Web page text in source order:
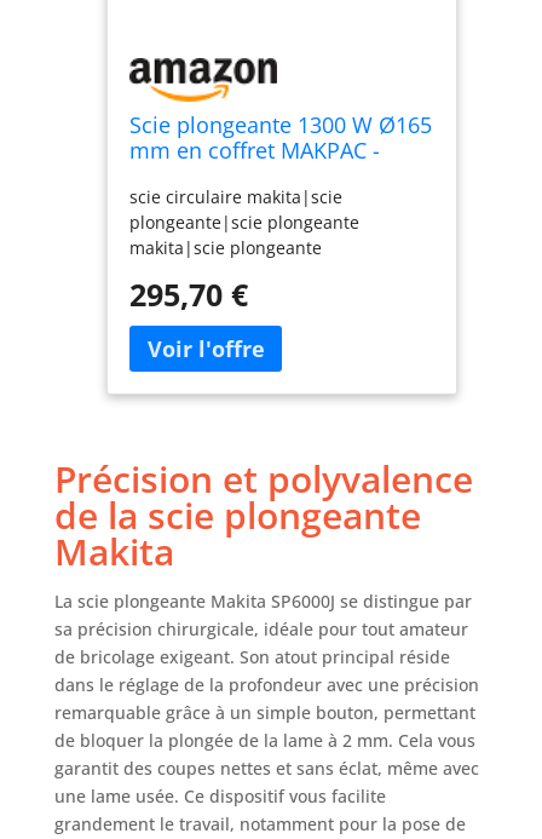
Scie plongeante 1300 W Ø165
mm en coffret MAKPAC -
scie circulaire makita|scie
plongeante|scie plongeante
makita|scie plongeante
mm|SP6000J|SP6000|Scie
plongeante en coffret
295,70 €
Précision et polyvalence
de la scie plongeante
Makita
La scie plongeante Makita SP6000J se distingue par
sa précision chirurgicale, idéale pour tout amateur
de bricolage exigeant. Son atout principal réside
dans le réglage de la profondeur avec une précision
remarquable grâce à un simple bouton, permettant
de bloquer la plongée de la lame à 2 mm. Cela vous
garantit des coupes nettes et sans éclat, même avec
une lame usée. Ce dispositif vous facilite
grandement le travail, notamment pour la pose de